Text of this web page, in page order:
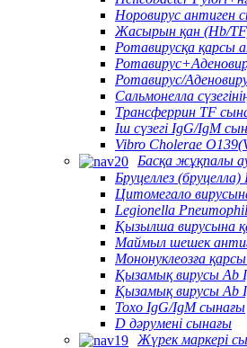
Норовирус антиген
Жасырын қан (Hb/
Ротавирусқа қарсы
Ротавирус/
Сальмонелла
Трансферрин TF
Іш сүзегі IgG/IgM
Vibro Cholerae
Басқа жұқпалы
Бруцеллез
Цитомегало
Legionella
Қызылша вирусына
Маймыл шешек
Мононуклеозға
Қызамық вирусы Ab
Қызамық вирусы Ab
Toxo IgG/IgM сынағы
D дәрумені сынағы
Жүрек маркері